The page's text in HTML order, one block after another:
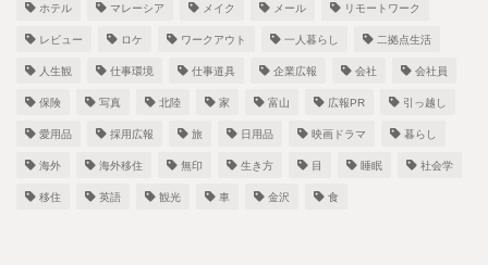
ホテル マレーシア メイク メール リモートワーク
レビュー ロケ ワークアウト 一人暮らし 二拠点生活
人生観 仕事環境 仕事道具 企業広報 会社 会社員
保険 写真 北陸 家 富山 広報PR 引っ越し
愛用品 採用広報 旅 日用品 映画ドラマ 暮らし
海外 海外移住 無印 生き方 目 睡眠 社会学
移住 英語 観光 車 金沢 食